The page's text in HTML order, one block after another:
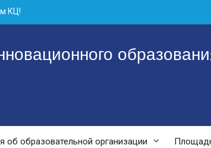
центру-25 лет!
об образовательной организации